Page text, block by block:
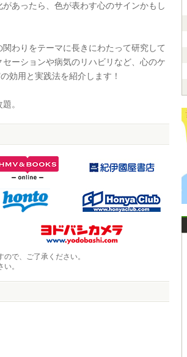
あったら、色が表わす心のサインかもし
わりをテーマに長きにわたって研究して
ーションや病気のリハビリなど、心のケ
効用と実践法を紹介します！
。
で、ご了承ください。
。